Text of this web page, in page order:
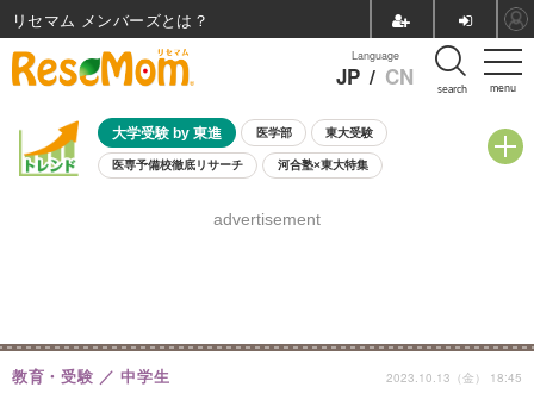
menu
Language
JP / CN search
大学受験 by 東進 医学部 東大受験
医専予備校徹底リサーチ 河合塾×東大特集
8月開催学校説明会・相談会
advertisement
教育・受験 中学生 2023.10.13（金） 18:45
リセマム メンバーズ